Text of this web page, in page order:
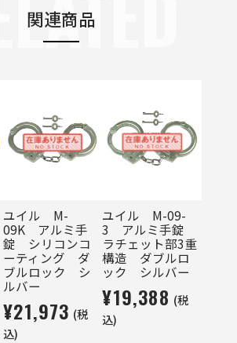
関連商品
ユイル M-
09K アルミ手
錠 シリコンコ
ーティング ダ
ブルロック シ
ルバー
¥21,973 (税
込)
ユイル M-09-
3 アルミ手錠
ラチェット部3重
構造 ダブルロ
ック シルバー
¥19,388 (税
込)